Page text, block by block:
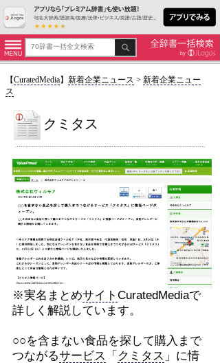
【CuratedMedia】 新着企業ニュース > 新着企業ニュー
ス
クミタス
※実名まとめサイト CuratedMediaで
詳しく解説しています。
○○を含まない食品を探して購入まで
つながるサービス 「 クミタス 」に情